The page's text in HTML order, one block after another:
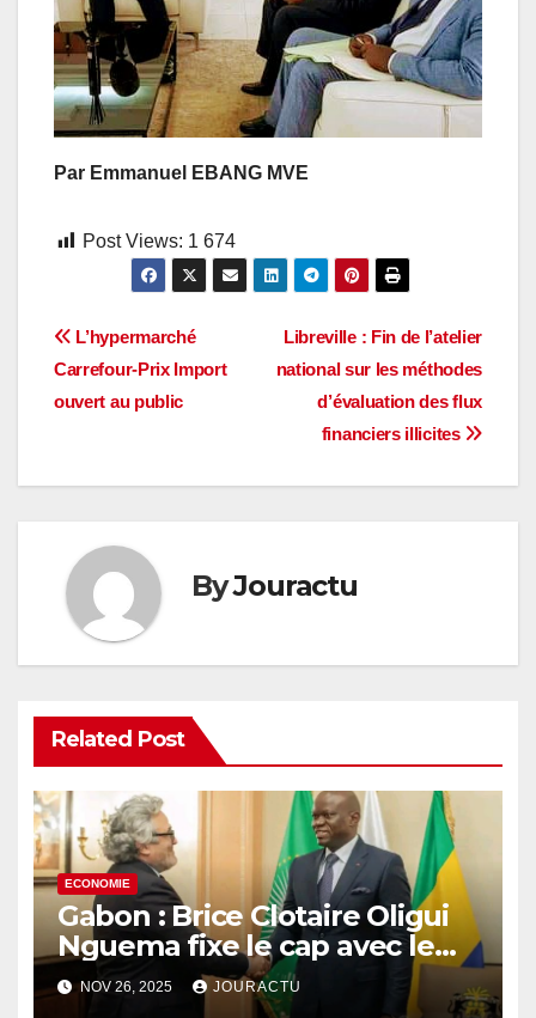
Par Emmanuel EBANG MVE
Post Views: 1 674
Navigation
de
Libreville : Fin de l’atelier
national sur les méthodes
d’évaluation des flux
financiers illicites
L’hypermarché
Carrefour-Prix Import
ouvert au public
ByJouractu
Related Post
ECONOMIE
Gabon : Brice Clotaire Oligui
Nguema fixe le cap avec le
Medef International
NOV 26, 2025 JOURACTU